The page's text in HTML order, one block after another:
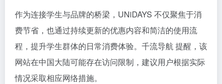
作为连接学生与品牌的桥梁，UNiDAYS 不仅聚焦于消
费节省，也通过持续更新的优惠内容和简洁的使用流
程，提升学生群体的日常消费体验。千流导航 提醒，该
网站在中国大陆可能存在访问限制，建议用户根据实际
情况采取相应网络措施。